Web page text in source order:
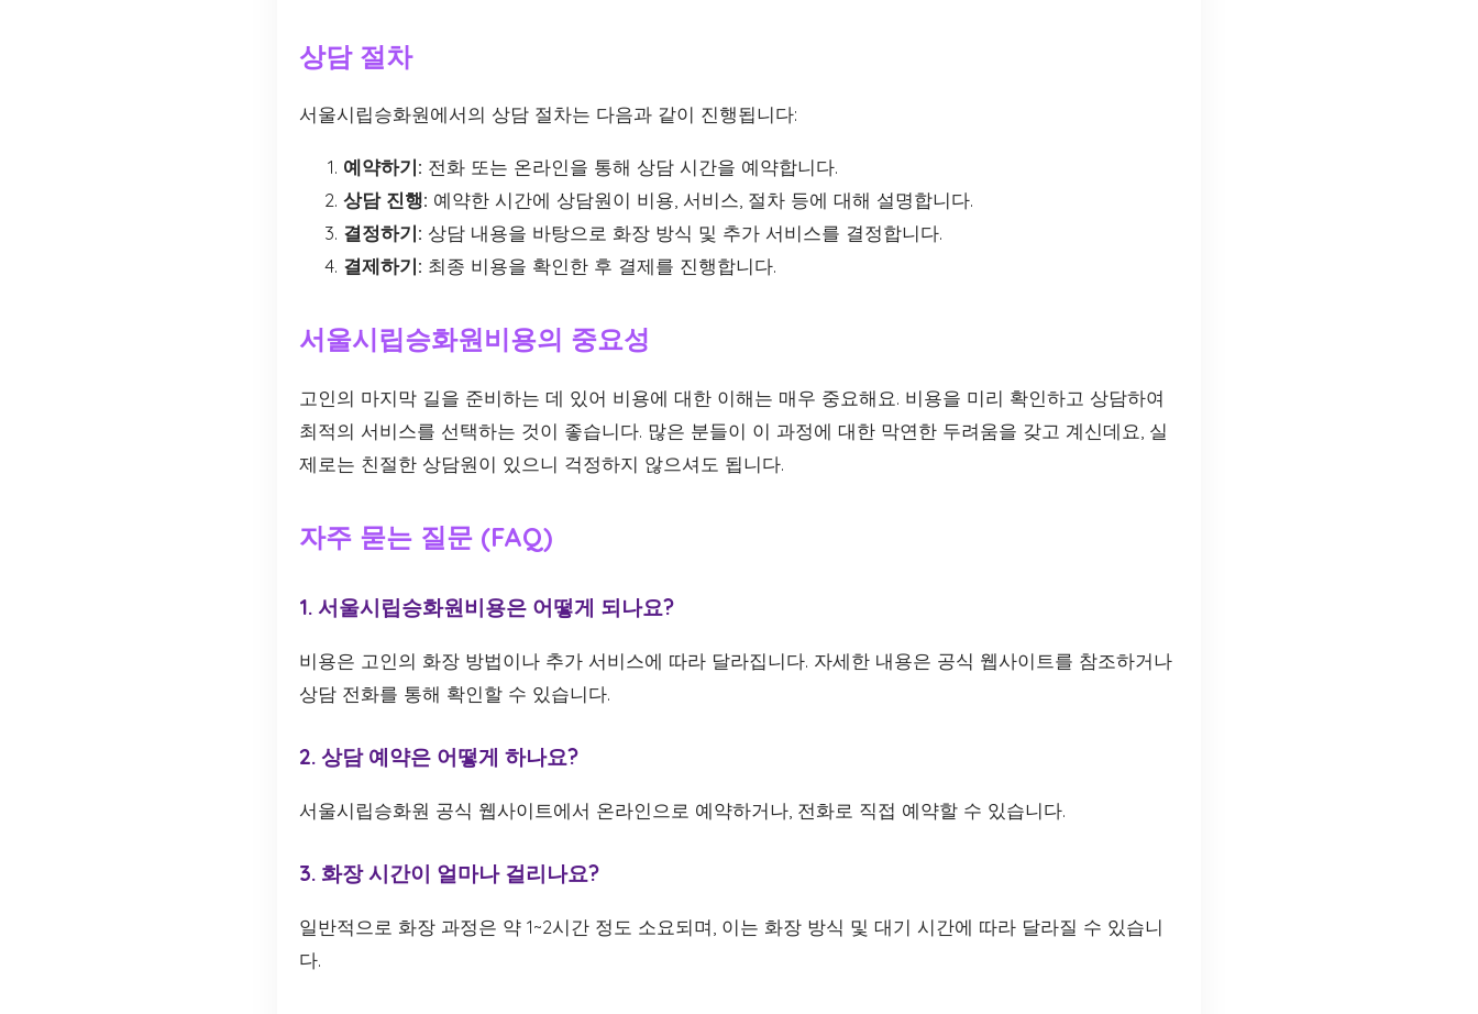
상담 절차
서울시립승화원에서의 상담 절차는 다음과 같이 진행됩니다:
예약하기: 전화 또는 온라인을 통해 상담 시간을 예약합니다.
상담 진행: 예약한 시간에 상담원이 비용, 서비스, 절차 등에 대해 설명합니다.
결정하기: 상담 내용을 바탕으로 화장 방식 및 추가 서비스를 결정합니다.
결제하기: 최종 비용을 확인한 후 결제를 진행합니다.
서울시립승화원비용의 중요성
고인의 마지막 길을 준비하는 데 있어 비용에 대한 이해는 매우 중요해요. 비용을 미리 확인하고 상담하여
최적의 서비스를 선택하는 것이 좋습니다. 많은 분들이 이 과정에 대한 막연한 두려움을 갖고 계신데요, 실
제로는 친절한 상담원이 있으니 걱정하지 않으셔도 됩니다.
자주 묻는 질문 (FAQ)
1. 서울시립승화원비용은 어떻게 되나요?
비용은 고인의 화장 방법이나 추가 서비스에 따라 달라집니다. 자세한 내용은 공식 웹사이트를 참조하거나
상담 전화를 통해 확인할 수 있습니다.
2. 상담 예약은 어떻게 하나요?
서울시립승화원 공식 웹사이트에서 온라인으로 예약하거나, 전화로 직접 예약할 수 있습니다.
3. 화장 시간이 얼마나 걸리나요?
일반적으로 화장 과정은 약 1~2시간 정도 소요되며, 이는 화장 방식 및 대기 시간에 따라 달라질 수 있습니
다.